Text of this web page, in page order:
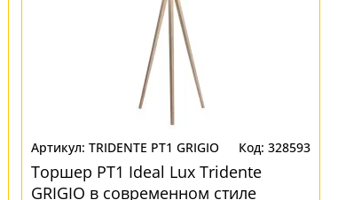
TRIDENTE PT1 GRIGIO 328593
Торшер PT1 Ideal Lux Tridente
GRIGIO в современном стиле